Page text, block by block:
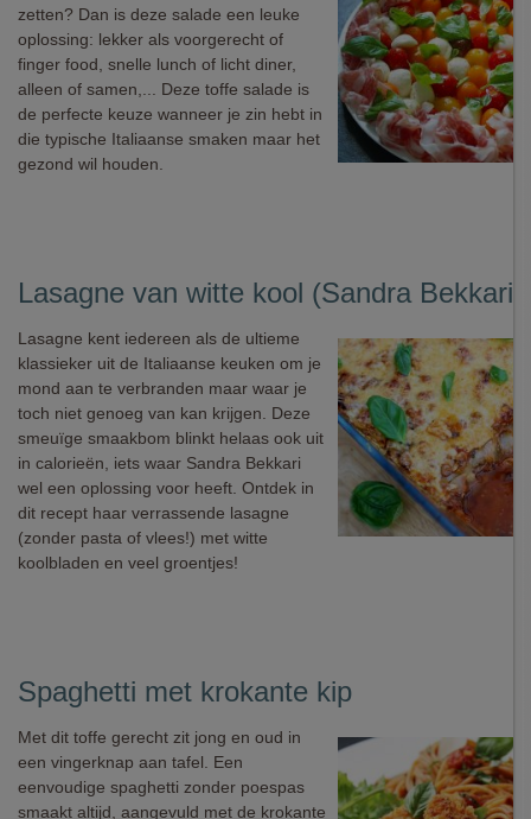
zetten? Dan is deze salade een leuke
oplossing: lekker als voorgerecht of
finger food, snelle lunch of licht diner,
alleen of samen,... Deze toffe salade is
de perfecte keuze wanneer je zin hebt in
die typische Italiaanse smaken maar het
gezond wil houden.
Lasagne van witte kool (Sandra Bekkari)
Lasagne kent iedereen als de ultieme
klassieker uit de Italiaanse keuken om je
mond aan te verbranden maar waar je
toch niet genoeg van kan krijgen. Deze
smeuïge smaakbom blinkt helaas ook uit
in calorieën, iets waar Sandra Bekkari
wel een oplossing voor heeft. Ontdek in
dit recept haar verrassende lasagne
(zonder pasta of vlees!) met witte
koolbladen en veel groentjes!
Spaghetti met krokante kip
Met dit toffe gerecht zit jong en oud in
een vingerknap aan tafel. Een
eenvoudige spaghetti zonder poespas
smaakt altijd, aangevuld met de krokante